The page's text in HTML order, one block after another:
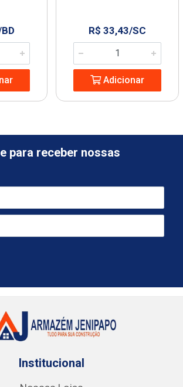
R$ 33,43/SC
Adicionar
para receber nossas
Institucional